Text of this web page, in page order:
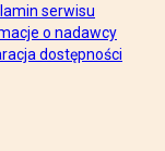
serwisu
o nadawcy
dostępności